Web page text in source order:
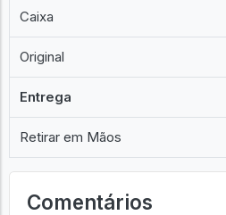
Caixa
Original
Entrega
Retirar em Mãos
Comentários